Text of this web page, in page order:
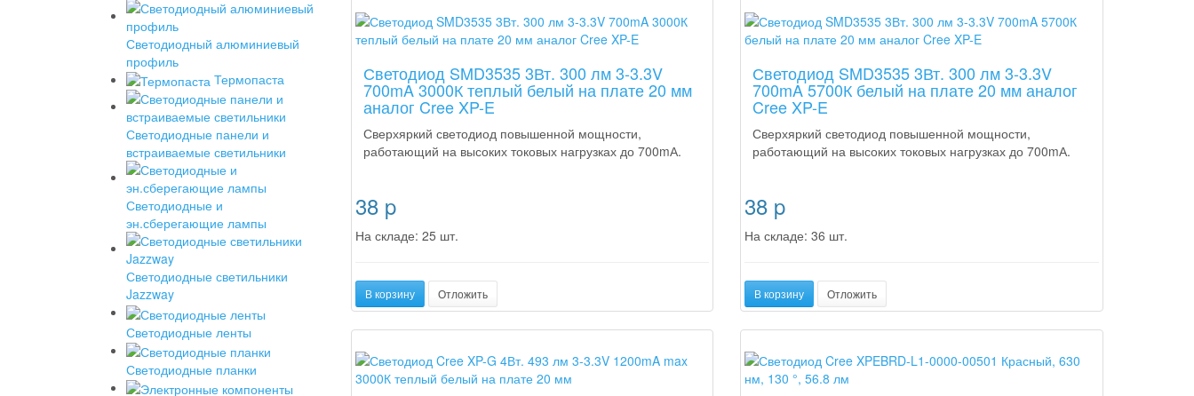
Светодиодный алюминиевый
профиль
Термопаста
Светодиодные панели и
встраиваемые светильники
Светодиодные и
эн.сберегающие лампы
Светодиодные светильники
Jazzway
Светодиодные ленты
Светодиодные планки
Светодиод SMD3535 3Вт. 300 лм 3-3.3V
700mA 3000К теплый белый на плате 20 мм
аналог Cree XP-E
Сверхяркий светодиод повышенной мощности,
работающий на высоких токовых нагрузках до 700mА.
38 p
На складе: 25 шт.
В корзину Отложить
Светодиод SMD3535 3Вт. 300 лм 3-3.3V
700mA 5700К белый на плате 20 мм аналог
Cree XP-E
Сверхяркий светодиод повышенной мощности,
работающий на высоких токовых нагрузках до 700mА.
38 p
На складе: 36 шт.
В корзину Отложить